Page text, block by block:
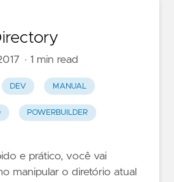
· 1 min read
DEV MANUAL
POWERBUILDER
e prático, você vai
manipular o diretório atual